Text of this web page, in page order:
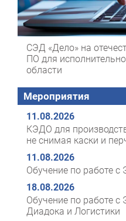
СЭД «Дело» на
ПО для
области
Мероприятия
11.08.2026
КЭДО для
не снимая каски и
11.08.2026
Обучение по работе
18.08.2026
Обучение по работе с
Диадока и Логистики